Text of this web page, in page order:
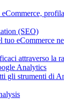
(SEO)
eCommerce
attraverso la
Analytics
gli strumenti di